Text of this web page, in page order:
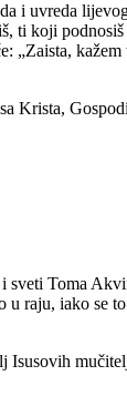
i uvreda
ti koji
„Zaista,
Krista,
sveti Toma
u raju, iako se
Isusovih